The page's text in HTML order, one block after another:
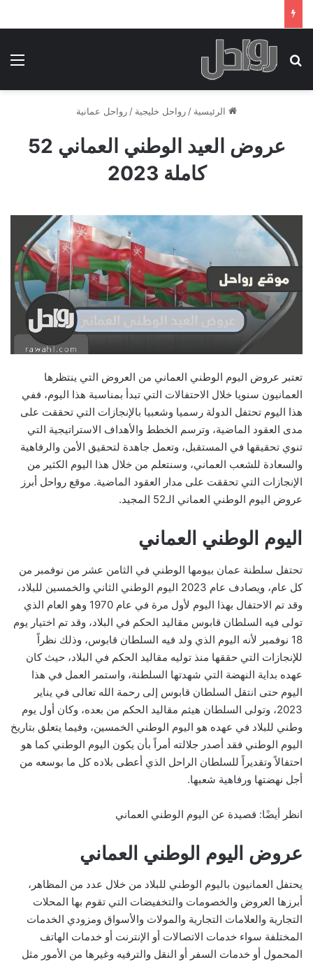
بحث عن
الرئيسية / رواحل خليجية / رواحل عمانية
عروض العيد الوطني العماني 52
كاملة 2023
تعتبر عروض اليوم الوطني العماني من العروض التي ينتظرها
العمانيون سنويا خلال الاحتفالات التي تبدأ بمناسبة هذا اليوم، ففي
هذا اليوم تحتفل الدولة رسميا وشعبيا بالإنجازات التي تحققت على
مدى العقود الماضية، وترسم الخطط والأهداف الاستراتيجية التي
تنوي تحقيقها في المستقبل، وتعمل جاهدة لتحقيق الأمن والرفاهية
والسعادة للشعب العماني، وسنتعلم من خلال هذا اليوم الكثير من
الإنجازات التي تحققت على مدار العقود الماضية. موقع رواحل أبرز
عروض اليوم الوطني العماني الـ52 المجيد.
اليوم الوطني العماني
تحتفل سلطنة عمان بيومها الوطني في الثامن عشر من نوفمبر من
كل عام، ويصادف عام 2023 اليوم الوطني الثاني والخمسين للبلاد،
وقد تم الاحتفال بهذا اليوم لأول مرة في عام 1970 وهو العام الذي
تولى فيه السلطان قابوس مقاليد الحكم في البلاد، وقد تم اختيار يوم
18 نوفمبر لأنه اليوم الذي ولد فيه السلطان قابوس، وذلك نظراً
للإنجازات التي حققها منذ توليه مقاليد الحكم في البلاد، حيث كان
عهده بداية النهضة التي شهدتها السلطنة، واستمر العمل في هذا
اليوم حتى انتقل السلطان قابوس إلى رحمة الله تعالى في يناير
2023، وتولى السلطان هيثم مقاليد الحكم من بعده، وكان أول يوم
وطني للبلاد في عهده هو اليوم الوطني الخمسين، وفيما يتعلق بتاريخ
اليوم الوطني فقد أصدر جلالته أمراً بأن يكون اليوم الوطني كما هو
احتفالاً وتقديراً للسلطان الراحل الذي أعطى بلاده كل ما بوسعه من
أجل نهضتها ورفاهية شعبها.
انظر أيضًا: قصيدة عن اليوم الوطني العماني
عروض اليوم الوطني العماني
يحتفل العمانيون باليوم الوطني للبلاد من خلال عدد من المظاهر،
أبرزها العروض والخصومات والتخفيضات التي تقوم بها المحلات
التجارية والعلامات التجارية والمولات والأسواق ومزودي الخدمات
المختلفة سواء خدمات الاتصالات أو الإنترنت أو خدمات الهاتف
المحمول أو خدمات السفر أو النقل والترفيه وغيرها من الأمور مثل